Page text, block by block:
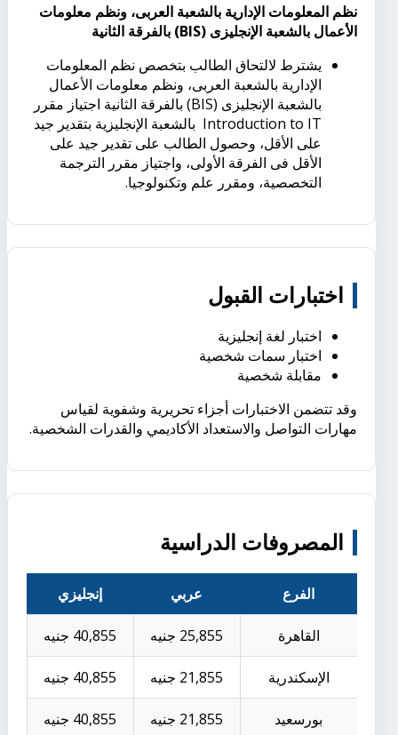
نظم المعلومات الإدارية بالشعبة العربى، ونظم معلومات
الأعمال بالشعبة الإنجليزى (BIS) بالفرقة الثانية
يشترط لالتحاق الطالب بتخصص نظم المعلومات
الإدارية بالشعبة العربى، ونظم معلومات الأعمال
بالشعبة الإنجليزى (BIS) بالفرقة الثانية اجتياز مقرر
Introduction to IT بالشعبة الإنجليزية بتقدير جيد
على الأقل، وحصول الطالب على تقدير جيد على
الأقل فى الفرقة الأولى، واجتياز مقرر الترجمة
التخصصية، ومقرر علم وتكنولوجيا.
اختبارات القبول
اختبار لغة إنجليزية
اختبار سمات شخصية
مقابلة شخصية
وقد تتضمن الاختبارات أجزاء تحريرية وشفوية لقياس
مهارات التواصل والاستعداد الأكاديمي والقدرات الشخصية.
المصروفات الدراسية
الفرع عربي إنجليزي
القاهرة 25,855 جنيه 40,855 جنيه
الإسكندرية 21,855 جنيه 40,855 جنيه
بورسعيد 21,855 جنيه 40,855 جنيه